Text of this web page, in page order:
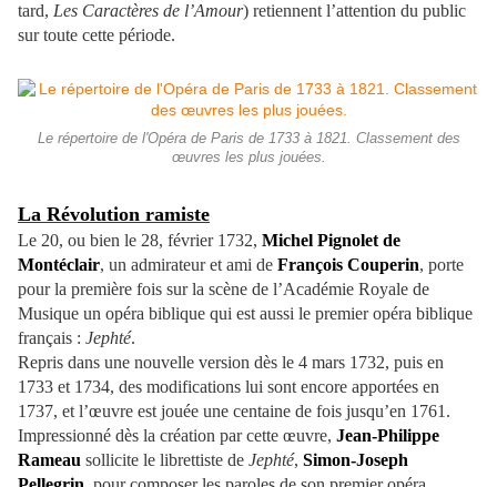
tard, Les Caractères de l’Amour) retiennent l’attention du public
sur toute cette période.
Le répertoire de l'Opéra de Paris de 1733 à 1821. Classement des
œuvres les plus jouées.
La Révolution ramiste
Le 20, ou bien le 28, février 1732, Michel Pignolet de
Montéclair, un admirateur et ami de François Couperin, porte
pour la première fois sur la scène de l’Académie Royale de
Musique un opéra biblique qui est aussi le premier opéra biblique
français : Jephté.
Repris dans une nouvelle version dès le 4 mars 1732, puis en
1733 et 1734, des modifications lui sont encore apportées en
1737, et l’œuvre est jouée une centaine de fois jusqu’en 1761.
Impressionné dès la création par cette œuvre, Jean-Philippe
Rameau sollicite le librettiste de Jephté, Simon-Joseph